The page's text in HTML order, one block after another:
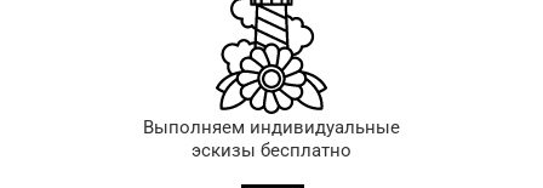
Выполняем индивидуальные
эскизы бесплатно